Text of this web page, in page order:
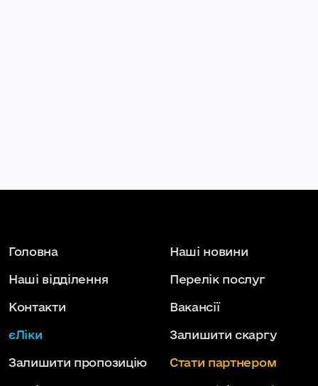
Головна Наші новини
Наші відділення Перелік послуг
Контакти Вакансії
єЛіки Залишити скаргу
Залишити пропозицію Стати партнером